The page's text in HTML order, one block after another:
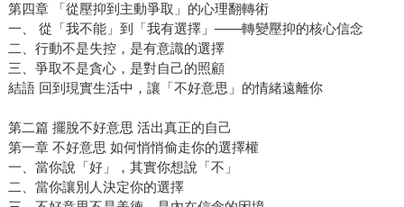
第四章 「從壓抑到主動爭取」的心理翻轉術
一、 從「我不能」到「我有選擇」——轉變壓抑的核心信念
二、行動不是失控，是有意識的選擇
三、爭取不是貪心，是對自己的照顧
結語 回到現實生活中，讓「不好意思」的情緒遠離你
第二篇 擺脫不好意思 活出真正的自己
第一章 不好意思 如何悄悄偷走你的選擇權
一、當你說「好」，其實你想說「不」
二、當你讓別人決定你的選擇